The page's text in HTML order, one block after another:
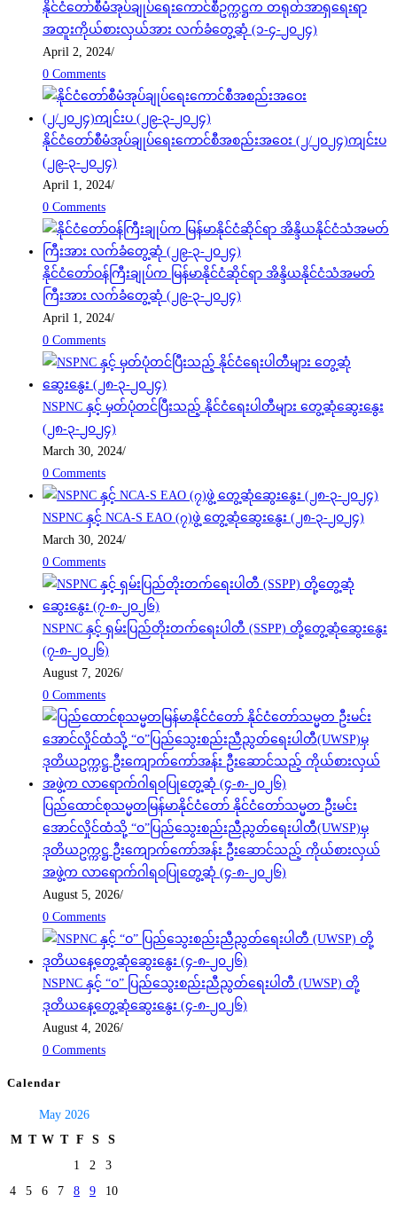
နိုင်ငံတော်စီမံအုပ်ချုပ်ရေးကောင်စီဥက္ကဋ္ဌက တရုတ်အာရှရေးရာ
အထူးကိုယ်စားလှယ်အား လက်ခံတွေ့ဆုံ (၁-၄-၂၀၂၄)
April 2, 2024/
0 Comments
နိုင်ငံတော်စီမံအုပ်ချုပ်ရေးကောင်စီအစည်းအဝေး (၂/၂၀၂၄)ကျင်းပ
(၂၉-၃-၂၀၂၄)
April 1, 2024/
0 Comments
နိုင်ငံတော်ဝန်ကြီးချုပ်က မြန်မာနိုင်ငံဆိုင်ရာ အိန္ဒိယနိုင်ငံသံအမတ်
ကြီးအား လက်ခံတွေ့ဆုံ (၂၉-၃-၂၀၂၄)
April 1, 2024/
0 Comments
NSPNC နှင့် မှတ်ပုံတင်ပြီးသည့် နိုင်ငံရေးပါတီများ တွေ့ဆုံဆွေးနွေး
(၂၈-၃-၂၀၂၄)
March 30, 2024/
0 Comments
NSPNC နှင့် NCA-S EAO (၇)ဖွဲ့ တွေ့ဆုံဆွေးနွေး (၂၈-၃-၂၀၂၄)
March 30, 2024/
0 Comments
NSPNC နှင့် ရှမ်းပြည်တိုးတက်ရေးပါတီ (SSPP) တို့တွေ့ဆုံဆွေးနွေး
(၇-၈-၂၀၂၆)
August 7, 2026/
0 Comments
ပြည်ထောင်စုသမ္မတမြန်မာနိုင်ငံတော် နိုင်ငံတော်သမ္မတ ဦးမင်း
အောင်လှိုင်ထံသို့ “ဝ”ပြည်သွေးစည်းညီညွတ်ရေးပါတီ(UWSP)မှ
ဒုတိယဥက္ကဋ္ဌ ဦးကျောက်ကော်အန်း ဦးဆောင်သည့် ကိုယ်စားလှယ်
အဖွဲ့က လာရောက်ဂါရဝပြုတွေ့ဆုံ (၄-၈-၂၀၂၆)
August 5, 2026/
0 Comments
NSPNC နှင့် “ဝ” ပြည်သွေးစည်းညီညွတ်ရေးပါတီ (UWSP) တို့
ဒုတိယနေ့တွေ့ဆုံဆွေးနွေး (၄-၈-၂၀၂၆)
August 4, 2026/
0 Comments
Calendar
May 2026
M T W T F S
S
1
2
3
4
5 6 7 8 9
10